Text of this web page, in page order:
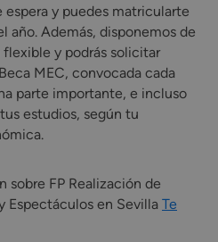
y puedes matricularte
año. Además, disponemos de
y podrás solicitar
MEC, convocada cada
parte importante, e incluso
estudios, según tu
sobre FP Realización de
Espectáculos en Sevilla Te